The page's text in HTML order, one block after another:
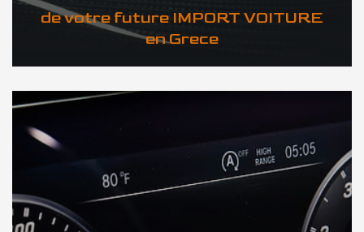
de votre future IMPORT VOITURE
en Grece
DÉCOUVREZ VOTRE INSPECTION AUTO en Grece